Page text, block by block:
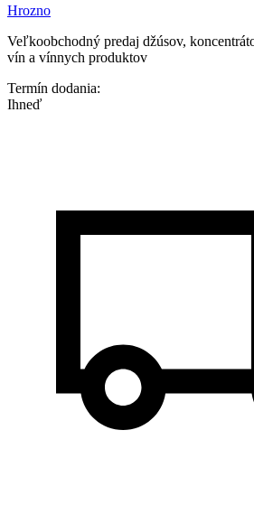
Hrozno
Veľkoobchodný predaj džúsov,
vín a vínnych produktov
Termín dodania:
Ihneď